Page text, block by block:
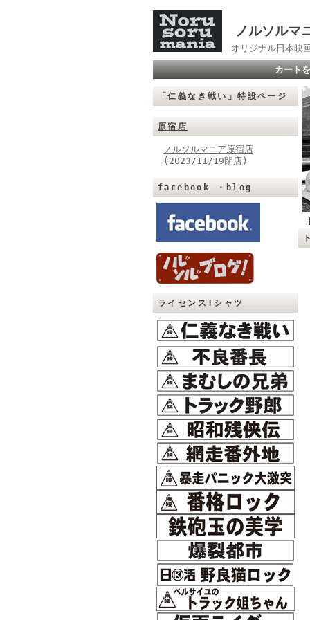
ノルソルマ
オリジナル日本映
カート
「仁義なき戦い」特設ページ
原宿店
ノルソルマニア原宿店
(2023/11/19閉店)
facebook ・blog
ライセンスTシャツ